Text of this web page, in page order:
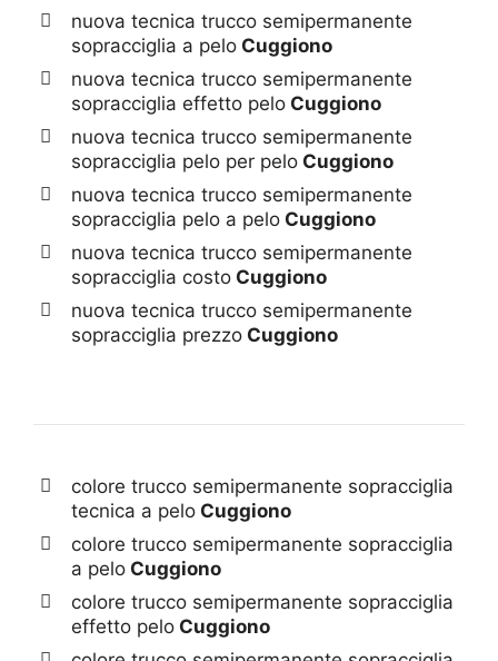
nuova tecnica trucco semipermanente
sopracciglia a pelo Cuggiono
nuova tecnica trucco semipermanente
sopracciglia effetto pelo Cuggiono
nuova tecnica trucco semipermanente
sopracciglia pelo per pelo Cuggiono
nuova tecnica trucco semipermanente
sopracciglia pelo a pelo Cuggiono
nuova tecnica trucco semipermanente
sopracciglia costo Cuggiono
nuova tecnica trucco semipermanente
sopracciglia prezzo Cuggiono
colore trucco semipermanente sopracciglia
tecnica a pelo Cuggiono
colore trucco semipermanente sopracciglia
a pelo Cuggiono
colore trucco semipermanente sopracciglia
effetto pelo Cuggiono